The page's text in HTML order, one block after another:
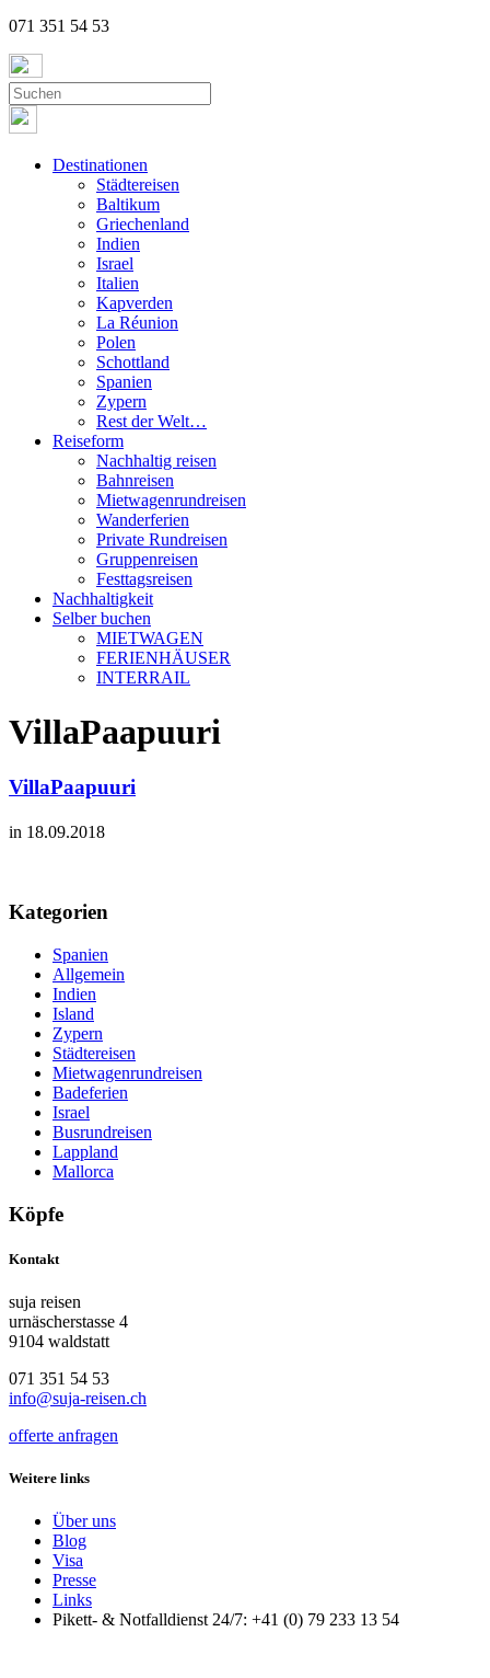
071 351 54 53
Destinationen
Städtereisen
Baltikum
Griechenland
Indien
Israel
Italien
Kapverden
La Réunion
Polen
Schottland
Spanien
Zypern
Rest der Welt…
Reiseform
Nachhaltig reisen
Bahnreisen
Mietwagenrundreisen
Wanderferien
Private Rundreisen
Gruppenreisen
Festtagsreisen
Nachhaltigkeit
Selber buchen
MIETWAGEN
FERIENHÄUSER
INTERRAIL
VillaPaapuuri
VillaPaapuuri
in 18.09.2018
Kategorien
Spanien
Allgemein
Indien
Island
Zypern
Städtereisen
Mietwagenrundreisen
Badeferien
Israel
Busrundreisen
Lappland
Mallorca
Köpfe
Kontakt
suja reisen
urnäscherstasse 4
9104 waldstatt
071 351 54 53
info@suja-reisen.ch
offerte anfragen
Weitere links
Über uns
Blog
Visa
Presse
Links
Pikett- & Notfalldienst 24/7: +41 (0) 79 233 13 54